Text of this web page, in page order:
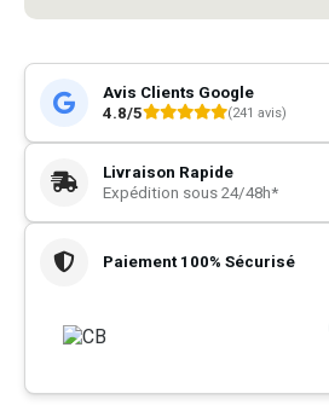
Avis Clients Google
4.8/5
(241 avis)
Livraison Rapide
Expédition sous 24/48h*
Paiement 100% Sécurisé